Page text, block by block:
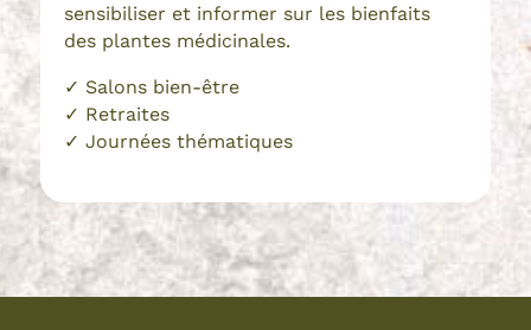
sensibiliser et informer sur les bienfaits
des plantes médicinales.
✓ Salons bien-être
✓ Retraites
✓ Journées thématiques